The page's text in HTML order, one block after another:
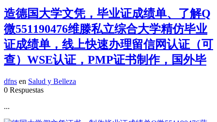
造德国大学文凭，毕业证成绩单、了解Q
微551190476维滕私立综合大学精仿毕业
证成绩单，线上快速办理留信网认证（可
查）WSE认证，PMP证书制作，国外毕
dfns en Salud y Belleza
0 Respuestas
...